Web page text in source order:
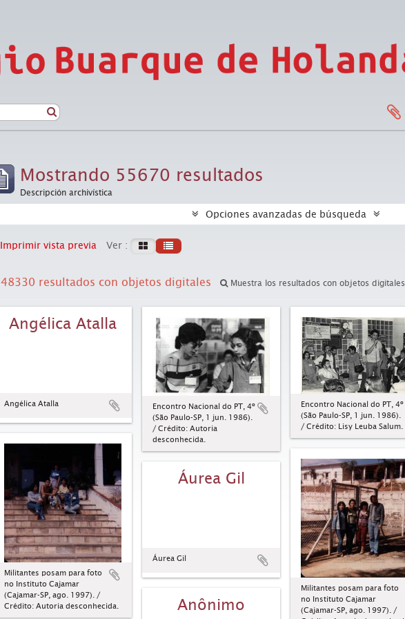
Mostrando 55670 resultados
Descripción archivística
Opciones avanzadas de búsqueda
Imprimir vista previa Ver :
48330 resultados con objetos digitales Muestra los resultados con objetos digitales
Angélica Atalla
Angélica Atalla
Encontro Nacional do PT, 4º
(São Paulo-SP, 1 jun. 1986).
/ Crédito: Autoria
desconhecida.
Encontro Nacional do PT, 4º
(São Paulo-SP, 1 jun. 1986).
/ Crédito: Lisy Leuba Salum.
Militantes posam para foto
no Instituto Cajamar
(Cajamar-SP, ago. 1997). /
Crédito: Autoria desconhecida.
Militantes posam para foto
no Instituto Cajamar
(Cajamar-SP, ago. 1997). /
Áurea Gil
Áurea Gil
Anônimo